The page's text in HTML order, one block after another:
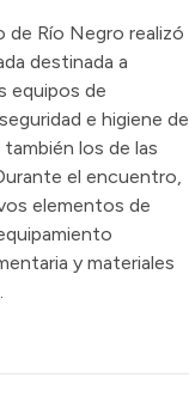
de Río Negro realizó
destinada a
equipos de
e higiene de
los de las
el encuentro,
elementos de
y materiales